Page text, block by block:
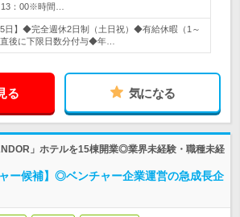
13：00※時間…
日】◆完全週休2日制（土日祝）◆有給休暇（1～
後に下限日数分付与◆年…
る 気になる
」ホテルを15棟開業◎業界未経験・職種未経
ー候補】◎ベンチャー企業運営の急成長企